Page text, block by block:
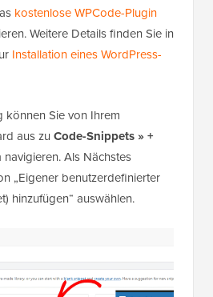
kostenlose WPCode-Plugin
Weitere Details finden Sie in
Installation eines WordPress-
können Sie von Ihrem
aus zu Code-Snippets » +
navigieren. Als Nächstes
„Eigener benutzerdefinierter
hinzufügen“ auswählen.